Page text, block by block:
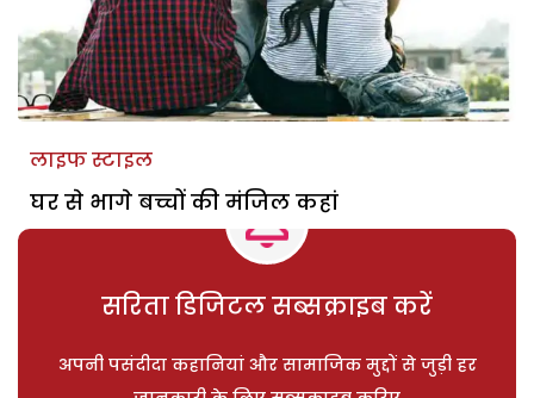
लाइफ स्टाइल
घर से भागे बच्चों की मंजिल कहां
सरिता डिजिटल सब्सक्राइब करें
अपनी पसंदीदा कहानियां और सामाजिक मुद्दों से जुड़ी हर